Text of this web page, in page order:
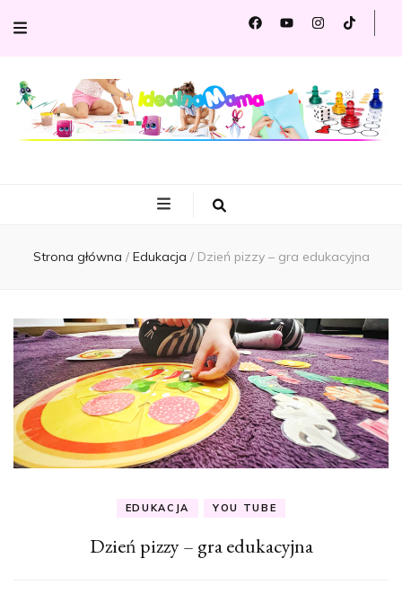
Idealna
Mama
Strona główna / Edukacja / Dzień pizzy – gra edukacyjna
EDUKACJA YOU TUBE
Dzień pizzy – gra edukacyjna